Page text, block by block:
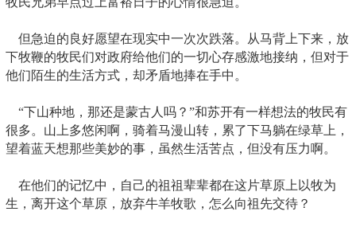
但急迫的良好愿望在现实中一次次跌落。从马背上下来，放
下牧鞭的牧民们对政府给他们的一切心存感激地接纳，但对于
他们陌生的生活方式，却矛盾地捧在手中。
“下山种地，那还是蒙古人吗？”和苏开有一样想法的牧民有
很多。山上多悠闲啊，骑着马漫山转，累了下马躺在绿草上，
望着蓝天想那些美妙的事，虽然生活苦点，但没有压力啊。
在他们的记忆中，自己的祖祖辈辈都在这片草原上以牧为
生，离开这个草原，放弃牛羊牧歌，怎么向祖先交待？